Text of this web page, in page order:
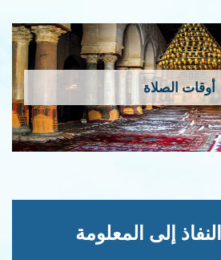
أوقات الصلاة
النفاذ إلى المعلومة